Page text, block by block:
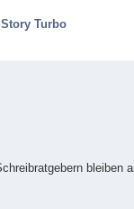
Turbo